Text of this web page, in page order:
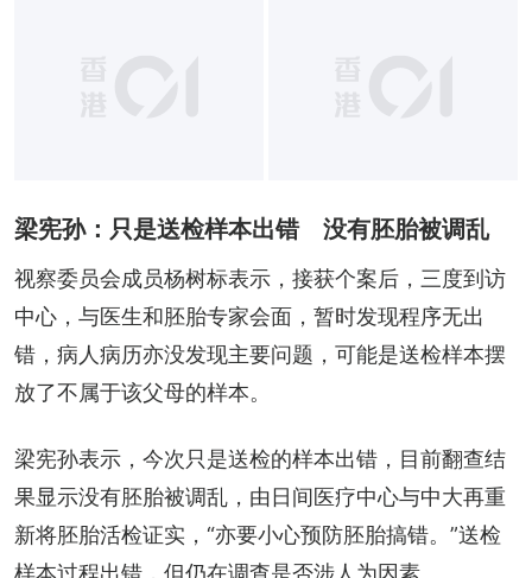
梁宪孙：只是送检样本出错 没有胚胎被调乱
视察委员会成员杨树标表示，接获个案后，三度到访
中心，与医生和胚胎专家会面，暂时发现程序无出
错，病人病历亦没发现主要问题，可能是送检样本摆
放了不属于该父母的样本。
梁宪孙表示，今次只是送检的样本出错，目前翻查结
果显示没有胚胎被调乱，由日间医疗中心与中大再重
新将胚胎活检证实，“亦要小心预防胚胎搞错。”送检
样本过程出错，但仍在调查是否涉人为因素。